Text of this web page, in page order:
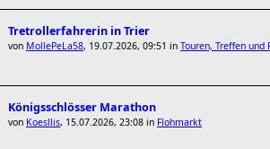
Tretrollerfahrerin in Trier
von MollePeLa58, 19.07.2026, 09:51 in Touren, Treffen und
Königsschlösser Marathon
von Koesllis, 15.07.2026, 23:08 in Flohmarkt